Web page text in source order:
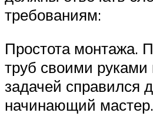
требованиям:
Простота монтажа.
труб своими
задачей справился
начинающий мастер.